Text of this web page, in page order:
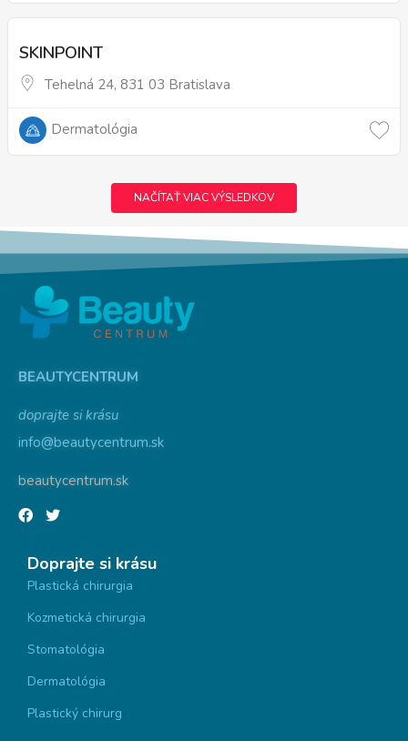
SKINPOINT
Tehelná 24, 831 03 Bratislava
Dermatológia
NAČÍTAŤ VIAC VÝSLEDKOV
BEAUTYCENTRUM
doprajte si krásu
info@beautycentrum.sk
beautycentrum.sk
Doprajte si krásu
Plastická chirurgia
Kozmetická chirurgia
Stomatológia
Dermatológia
Plastický chirurg